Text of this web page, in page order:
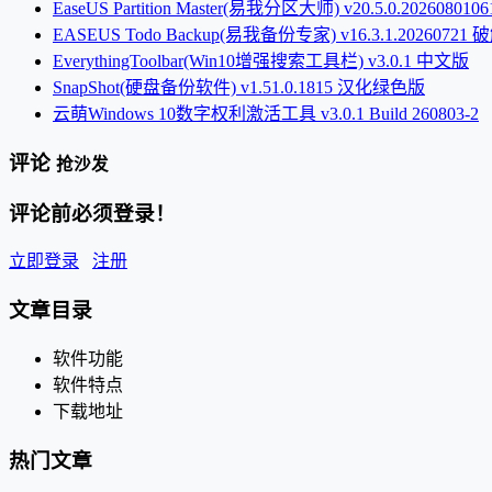
EaseUS Partition Master(易我分区大师)
EASEUS Todo Backup(易我备份专家) v16.3.1.20260721
EverythingToolbar(Win10增强搜索工具栏) v3.0.1 中文版
SnapShot(硬盘备份软件) v1.51.0.1815 汉化绿色版
云萌Windows 10数字权利激活工具 v3.0.1 Build 260803-2
评论 抢沙发
评论前必须登录！
立即登录 注册
文章目录
软件功能
软件特点
下载地址
热门文章